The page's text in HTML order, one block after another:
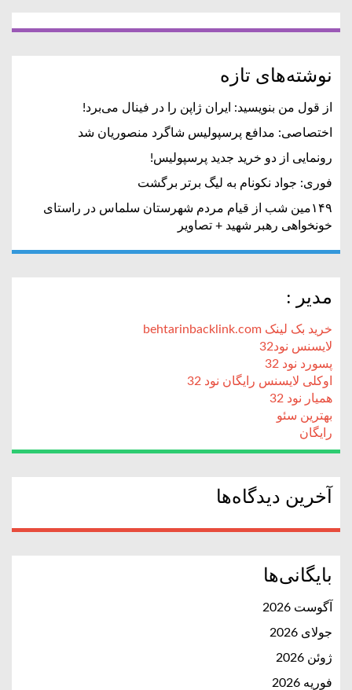
نوشته‌های تازه
از قول من بنویسید: ایران ژاپن را در فینال می‌برد!
اختصاصی: مدافع پرسپولیس شاگرد منصوریان شد
رونمایی از دو خرید جدید پرسپولیس!
فوری: جواد نکونام به لیگ برتر برگشت
۱۴۹مین شب از قیام مردم شهرستان سلماس در راستای
خونخواهی رهبر شهید + تصاویر
مدیر :
خرید بک لینک behtarinbacklink.com
لایسنس نود32
پسورد نود 32
اوکلی لایسنس رایگان نود 32
همیار نود 32
بهترین سئو
رایگان
آخرین دیدگاه‌ها
بایگانی‌ها
آگوست 2026
جولای 2026
ژوئن 2026
فوریه 2026